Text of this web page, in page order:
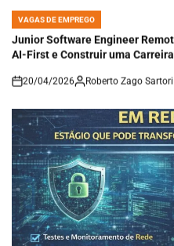
POSTED
IN
VAGAS DE EMPREGO
Junior Software Engineer
AI-First e Construir uma
on
20/04/2026 Roberto Zago Sartori